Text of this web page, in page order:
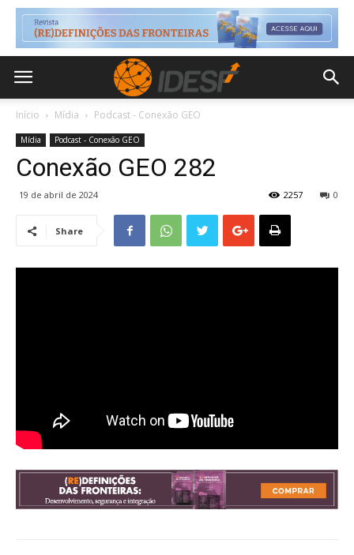
Início Mídia Podcast - Conexão GEO
Mídia Podcast - Conexão GEO
Conexão GEO 282
19 de abril de 2024 0
2257
Share